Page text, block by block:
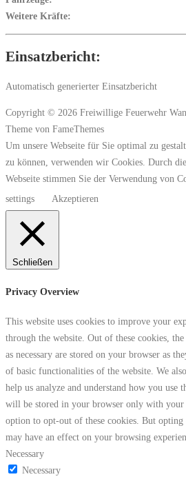
Weitere Kräfte:
Einsatzbericht:
Automatisch generierter Einsatzbericht
Copyright © 2026 Freiwillige Feuerwehr
Theme von FameThemes
Um unsere Webseite für Sie optimal zu
zu können, verwenden wir Cookies. Durch
Webseite stimmen Sie der Verwendung von
settings
Akzeptieren
Schließen
Privacy Overview
This website uses cookies to improve your
through the website. Out of these cookies,
as necessary are stored on your browser as
of basic functionalities of the website. We
help us analyze and understand how you use
will be stored in your browser only with your
option to opt-out of these cookies. But opting
may have an effect on your browsing
Necessary
Necessary